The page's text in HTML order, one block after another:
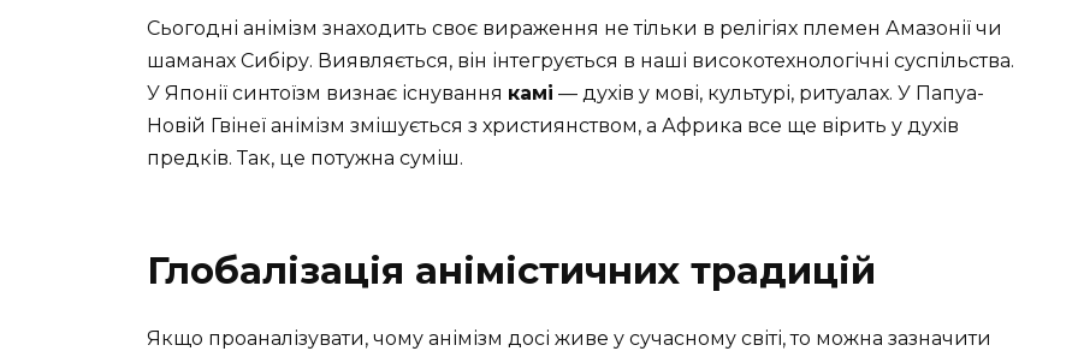
Сьогодні анімізм знаходить своє вираження не тільки в релігіях племен Амазонії чи
шаманах Сибіру. Виявляється, він інтегрується в наші високотехнологічні суспільства.
У Японії синтоїзм визнає існування камі — духів у мові, культурі, ритуалах. У Папуа-
Новій Гвінеї анімізм змішується з християнством, а Африка все ще вірить у духів
предків. Так, це потужна суміш.
Глобалізація анімістичних традицій
Якщо проаналізувати, чому анімізм досі живе у сучасному світі, то можна зазначити